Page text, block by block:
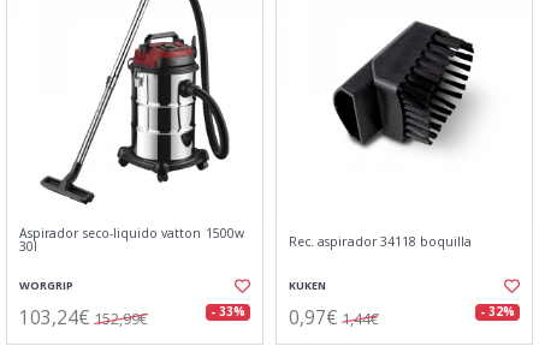
Aspirador seco-liquido vatton 1500w
30l
WORGRIP
103,24€ 152,99€ - 33%
Rec. aspirador 34118 boquilla
KUKEN
0,97€ 1,44€ - 32%